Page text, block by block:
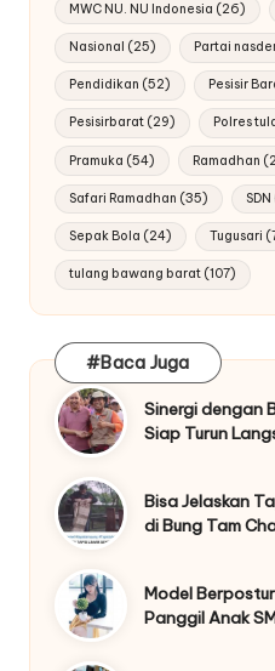
MWC NU. NU Indonesia (26)
Nasional (25) Partai
Pendidikan (52) Pesisir
Pesisirbarat (29) Polres
Pramuka (54) Ramadhan
Safari Ramadhan (35) SDN
Sepak Bola (24) Tugusari
tulang bawang barat (107)
#Baca Juga
Sinergi dengan
Siap Turun
Bisa Jelaskan
di Bung Tam
Model
Panggil Anak